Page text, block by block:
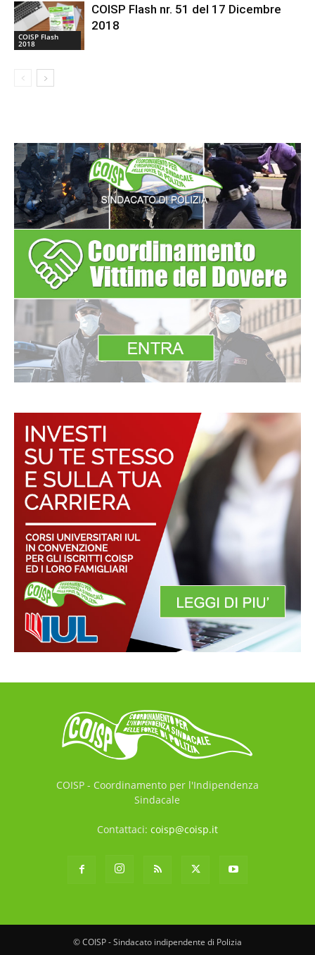
COISP Flash
2018
COISP Flash nr. 51 del 17 Dicembre
2018
COISP - Coordinamento per l'Indipendenza
Sindacale
Contattaci: coisp@coisp.it
© COISP - Sindacato indipendente di Polizia